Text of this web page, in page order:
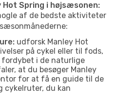
Spring i højsæsonen:
af de bedste aktiviteter
udforsk Manley Hot
på cykel eller til fods,
i de naturlige
at du besøger Manley
for at få en guide til de
cykelruter, du kan